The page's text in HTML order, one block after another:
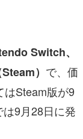
Switch、
） で、価
はSteam版が9
9月28日に発